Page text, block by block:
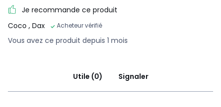
Je recommande ce produit
Coco , Dax Acheteur vérifié
Vous avez ce produit depuis 1 mois
Utile (0) Signaler